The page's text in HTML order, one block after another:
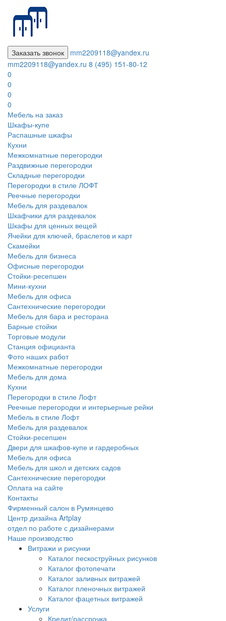
Заказать звонок
mm2209118@yandex.ru
mm2209118@yandex.ru 8 (495) 151-80-12
0
0
0
0
Мебель на заказ
Шкафы-купе
Распашные шкафы
Кухни
Межкомнатные перегородки
Раздвижные перегородки
Складные перегородки
Перегородки в стиле ЛОФТ
Реечные перегородки
Мебель для раздевалок
Шкафчики для раздевалок
Шкафы для ценных вещей
Ячейки для ключей, браслетов и карт
Скамейки
Мебель для бизнеса
Офисные перегородки
Стойки-ресепшен
Мини-кухни
Мебель для офиса
Сантехнические перегородки
Мебель для бара и ресторана
Барные стойки
Торговые модули
Станция официанта
Фото наших работ
Межкомнатные перегородки
Мебель для дома
Кухни
Перегородки в стиле Лофт
Реечные перегородки и интерьерные рейки
Мебель в стиле Лофт
Мебель для раздевалок
Стойки-ресепшен
Двери для шкафов-купе и гардеробных
Мебель для офиса
Мебель для школ и детских садов
Сантехнические перегородки
Оплата на сайте
Контакты
Фирменный салон в Румянцево
Центр дизайна Artplay
отдел по работе с дизайнерами
Наше производство
Витражи и рисунки
Каталог пескоструйных рисунков
Каталог фотопечати
Каталог заливных витражей
Каталог пленочных витражей
Каталог фацетных витражей
Услуги
Кредит/рассрочка